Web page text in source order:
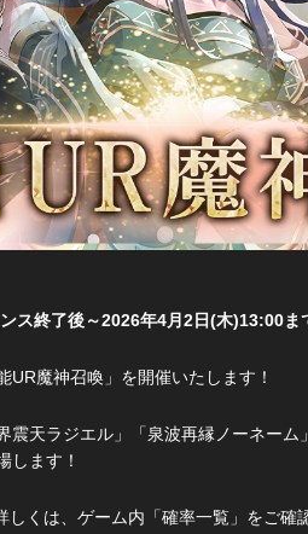
ス終了後～2026年4月2日(木)13:00ま
魔神召喚」を開催いたします！
震天ラジエル」「泉波再縁ノーネー
します！
くは、ゲーム内「確率一覧」をご確